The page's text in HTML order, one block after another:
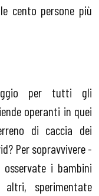
cento persone più
per tutti gli
operanti in quei
di caccia dei
Per sopravvivere -
i bambini
sperimentate